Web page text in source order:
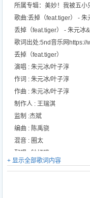
所属专辑：美妙！我被五小
歌曲:丢掉（feat.tiger） - 朱
丢掉（feat.tiger） - 朱元冰
歌词出处:5nd音乐网https://
丢掉（feat.tiger）
演唱 : 朱元冰/叶子淳
作词 : 朱元冰/叶子淳
作曲 : 朱元冰/叶子淳
制作人 : 王瑞淇
监制 :杰斌
编曲 : 陈禹骁
混音 : 圈太
配唱 : 钟抒曈
执行制作人 : 钟抒曈
+ 显示全部歌词内容